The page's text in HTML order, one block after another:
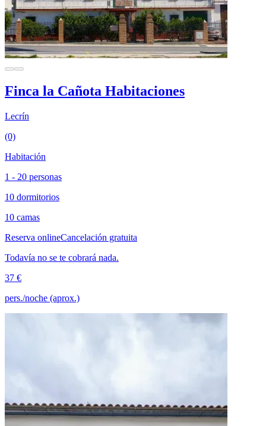
Finca la Cañota Habitaciones
Lecrín
(0)
Habitación
1 - 20 personas
10 dormitorios
10 camas
Reserva onlineCancelación gratuita
Todavía no se te cobrará nada.
37 €
pers./noche (aprox.)